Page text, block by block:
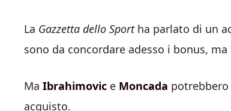
La Gazzetta dello Sport ha parlato di un
sono da concordare adesso i bonus, ma
Ma Ibrahimovic e Moncada potrebbero
acquisto.